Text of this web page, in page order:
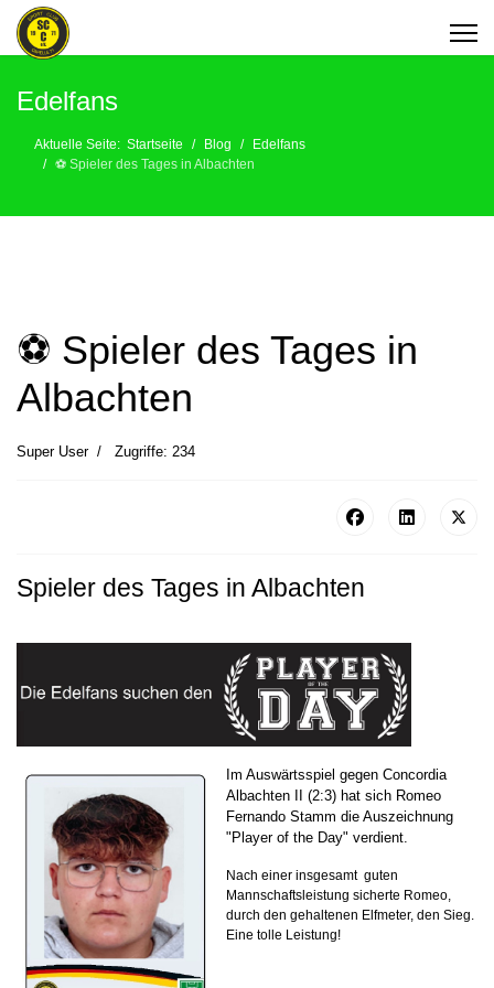
Edelfans
Aktuelle Seite: Startseite Blog
Edelfans
⚽️ Spieler des Tages in Albachten
⚽️ Spieler des Tages in
Albachten
Super User Zugriffe: 234
Spieler des Tages in Albachten
Im Auswärtsspiel gegen Concordia
Albachten II (2:3) hat sich Romeo
Fernando Stamm die Auszeichnung
"Player of the Day" verdient.
Nach einer insgesamt guten
Mannschaftsleistung sicherte Romeo,
durch den gehaltenen Elfmeter, den Sieg.
Eine tolle Leistung!